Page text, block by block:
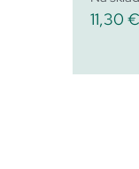
11,30 €